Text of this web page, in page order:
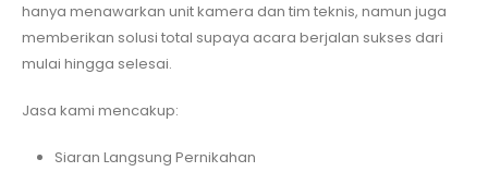
hanya menawarkan unit kamera dan tim teknis, namun juga
memberikan solusi total supaya acara berjalan sukses dari
mulai hingga selesai.
Jasa kami mencakup:
Siaran Langsung Pernikahan